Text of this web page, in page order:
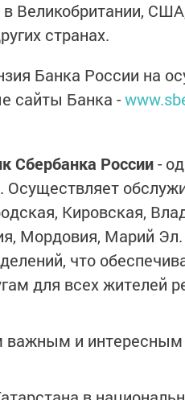
в Великобритании,
странах.
Банка России на
сайты Банка -
Сбербанка России-
Осуществляет
Кировская,
Мордовия, Марий
что
для всех жителей
важным и интересным